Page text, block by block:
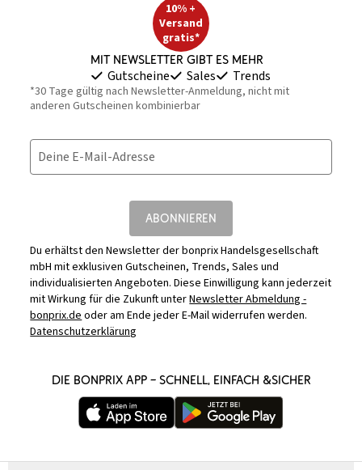
10% +
Versand
gratis*
Mit Newsletter gibt es mehr
Gutscheine Sales Trends
*30 Tage gültig nach Newsletter-Anmeldung, nicht mit
anderen Gutscheinen kombinierbar
Deine E-Mail-Adresse
ABONNIEREN
Du erhältst den Newsletter der bonprix Handelsgesellschaft
mbH mit exklusiven Gutscheinen, Trends, Sales und
individualisierten Angeboten. Diese Einwilligung kann jederzeit
mit Wirkung für die Zukunft unterNewsletter Abmeldung -
bonprix.deoder am Ende jeder E-Mail widerrufen werden.
Datenschutzerklärung
DIE BONPRIX APP – SCHNELL, EINFACH &SICHER